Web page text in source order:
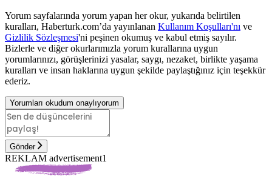
Yorum sayfalarında yorum yapan her okur, yukarıda belirtilen
kuralları, Haberturk.com’da yayınlanan Kullanım Koşulları'nı ve
Gizlilik Sözleşmesi'ni peşinen okumuş ve kabul etmiş sayılır.
Bizlerle ve diğer okurlarımızla yorum kurallarına uygun
yorumlarınızı, görüşlerinizi yasalar, saygı, nezaket, birlikte yaşama
kuralları ve insan haklarına uygun şekilde paylaştığınız için teşekkür
ederiz.
Yorumları okudum onaylıyorum
Gönder
REKLAM advertisement1